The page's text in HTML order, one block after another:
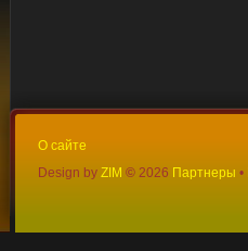
О сайте
Design by ZIM © 2026 Партнеры •